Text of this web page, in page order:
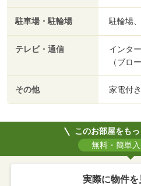
駐車場・駐輪場 駐輪場
テレビ・通信
インタ
（ブロ
その他 家電付き
このお部屋をもっ
無料・簡単
実際に物件を